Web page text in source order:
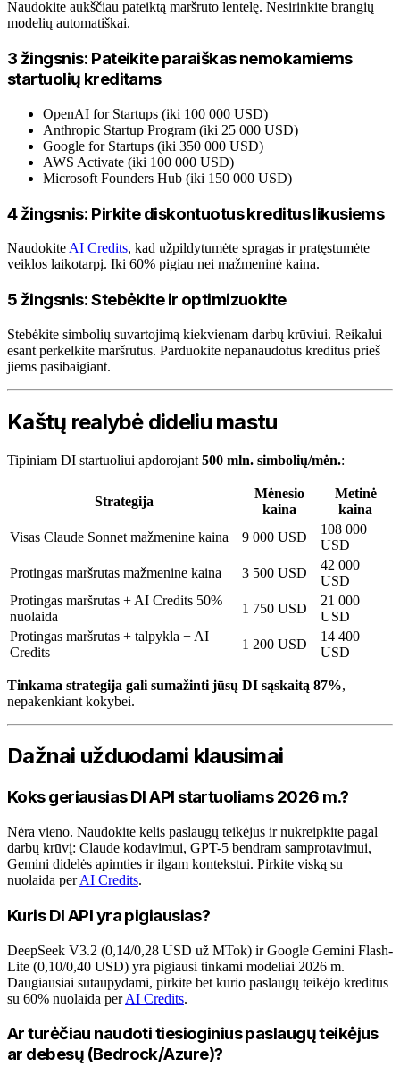
Naudokite aukščiau pateiktą maršruto lentelę. Nesirinkite brangių
modelių automatiškai.
3 žingsnis: Pateikite paraiškas nemokamiems
startuolių kreditams
OpenAI for Startups (iki 100 000 USD)
Anthropic Startup Program (iki 25 000 USD)
Google for Startups (iki 350 000 USD)
AWS Activate (iki 100 000 USD)
Microsoft Founders Hub (iki 150 000 USD)
4 žingsnis: Pirkite diskontuotus kreditus likusiems
Naudokite AI Credits, kad užpildytumėte spragas ir pratęstumėte
veiklos laikotarpį. Iki 60% pigiau nei mažmeninė kaina.
5 žingsnis: Stebėkite ir optimizuokite
Stebėkite simbolių suvartojimą kiekvienam darbų krūviui. Reikalui
esant perkelkite maršrutus. Parduokite nepanaudotus kreditus prieš
jiems pasibaigiant.
Kaštų realybė dideliu mastu
Tipiniam DI startuoliui apdorojant 500 mln. simbolių/mėn.:
Strategija
Mėnesio
kaina
Metinė
kaina
Visas Claude Sonnet mažmenine kaina
9 000 USD
108 000
USD
Protingas maršrutas mažmenine kaina
3 500 USD
42 000
USD
Protingas maršrutas + AI Credits 50%
nuolaida
1 750 USD
21 000
USD
Protingas maršrutas + talpykla + AI
Credits
1 200 USD
14 400
USD
Tinkama strategija gali sumažinti jūsų DI sąskaitą 87%,
nepakenkiant kokybei.
Dažnai užduodami klausimai
Koks geriausias DI API startuoliams 2026 m.?
Nėra vieno. Naudokite kelis paslaugų teikėjus ir nukreipkite pagal
darbų krūvį: Claude kodavimui, GPT-5 bendram samprotavimui,
Gemini didelės apimties ir ilgam kontekstui. Pirkite viską su
nuolaida perAI Credits.
Kuris DI API yra pigiausias?
DeepSeek V3.2 (0,14/0,28 USD už MTok) ir Google Gemini Flash-
Lite (0,10/0,40 USD) yra pigiausi tinkami modeliai 2026 m.
Daugiausiai sutaupydami, pirkite bet kurio paslaugų teikėjo kreditus
su 60% nuolaida perAI Credits.
Ar turėčiau naudoti tiesioginius paslaugų teikėjus
ar debesų (Bedrock/Azure)?